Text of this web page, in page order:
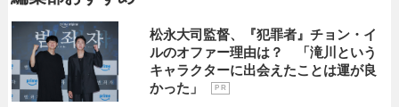
松永大司監督、『犯罪者』チョン・イ
ルのオファー理由は？ 「滝川という
キャラクターに出会えたことは運が良
かった」
P R